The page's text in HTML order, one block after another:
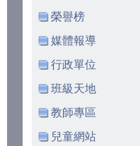
榮譽榜
媒體報導
行政單位
班級天地
教師專區
兒童網站